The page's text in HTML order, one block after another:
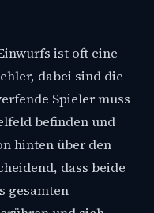
ist oft eine
dabei sind die
Spieler muss
befinden und
hinten über den
dass beide
gesamten